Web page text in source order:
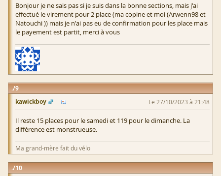
Bonjour je ne sais pas si je suis dans la bonne sections, mais j'ai
effectué le virement pour 2 place (ma copine et moi (Arwenn98 et
Natouchi )) mais je n'ai pas eu de confirmation pour les place mais
le payement est partit, merci à vous
9
kawickboy
Le 27/10/2023 à 21:48
Il reste 15 places pour le samedi et 119 pour le dimanche. La
différence est monstrueuse.
Ma grand-mère fait du vélo
10